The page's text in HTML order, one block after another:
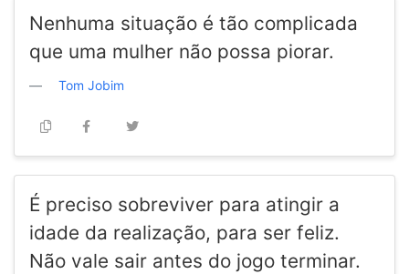
Nenhuma situação é tão complicada
que uma mulher não possa piorar.
Tom Jobim
É preciso sobreviver para atingir a
idade da realização, para ser feliz.
Não vale sair antes do jogo terminar.